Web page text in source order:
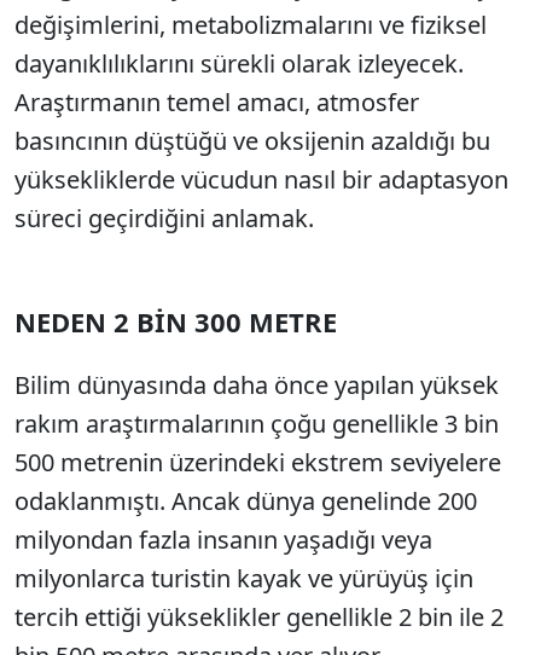
değişimlerini, metabolizmalarını ve fiziksel
dayanıklılıklarını sürekli olarak izleyecek.
Araştırmanın temel amacı, atmosfer
basıncının düştüğü ve oksijenin azaldığı bu
yüksekliklerde vücudun nasıl bir adaptasyon
süreci geçirdiğini anlamak.
NEDEN 2 BİN 300 METRE
Bilim dünyasında daha önce yapılan yüksek
rakım araştırmalarının çoğu genellikle 3 bin
500 metrenin üzerindeki ekstrem seviyelere
odaklanmıştı. Ancak dünya genelinde 200
milyondan fazla insanın yaşadığı veya
milyonlarca turistin kayak ve yürüyüş için
tercih ettiği yükseklikler genellikle 2 bin ile 2